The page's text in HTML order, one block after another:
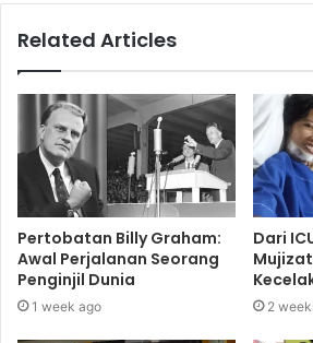
Related Articles
Pertobatan Billy Graham:
Awal Perjalanan Seorang
Penginjil Dunia
1 week ago
Dari
2